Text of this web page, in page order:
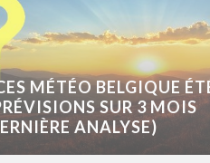
MÉTÉO BELGIQUE
SUR 3 MOIS
ANALYSE)